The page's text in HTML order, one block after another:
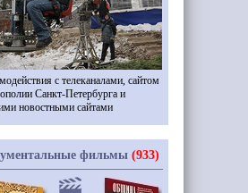
с телеканалами, сайтом
Санкт-Петербурга и
новостными сайтами
фильмы (933)